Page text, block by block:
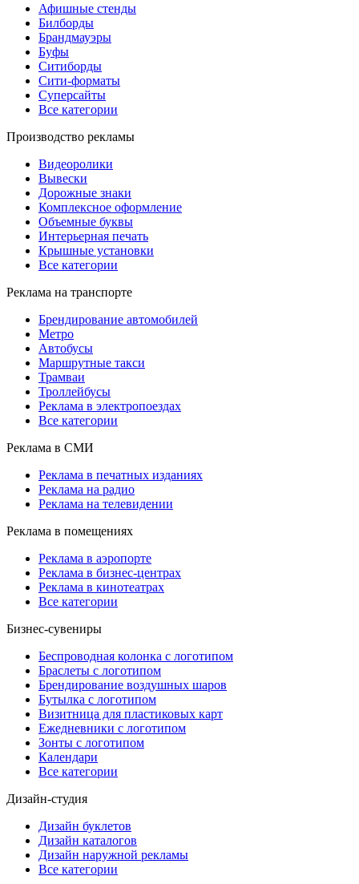
Афишные стенды
Билборды
Брандмауэры
Буфы
Ситиборды
Сити-форматы
Суперсайты
Все категории
Производство рекламы
Видеоролики
Вывески
Дорожные знаки
Комплексное оформление
Объемные буквы
Интерьерная печать
Крышные установки
Все категории
Реклама на транспорте
Брендирование автомобилей
Метро
Автобусы
Маршрутные такси
Трамваи
Троллейбусы
Реклама в электропоездах
Все категории
Реклама в СМИ
Реклама в печатных изданиях
Реклама на радио
Реклама на телевидении
Реклама в помещениях
Реклама в аэропорте
Реклама в бизнес-центрах
Реклама в кинотеатрах
Все категории
Бизнес-сувениры
Беспроводная колонка с логотипом
Браслеты с логотипом
Брендирование воздушных шаров
Бутылка с логотипом
Визитница для пластиковых карт
Ежедневники с логотипом
Зонты с логотипом
Календари
Все категории
Дизайн-студия
Дизайн буклетов
Дизайн каталогов
Дизайн наружной рекламы
Все категории